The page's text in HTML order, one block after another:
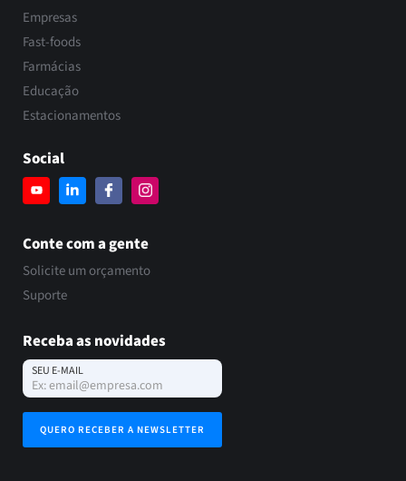
Empresas
Fast-foods
Farmácias
Educação
Estacionamentos
Social
Conte com a gente
Solicite um orçamento
Suporte
Receba as novidades
SEU E-MAIL